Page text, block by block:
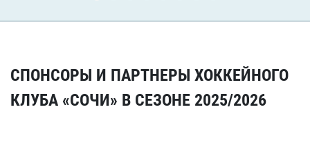
СПОНСОРЫ И ПАРТНЕРЫ ХОККЕЙНОГО
КЛУБА «СОЧИ» В СЕЗОНЕ 2025/2026